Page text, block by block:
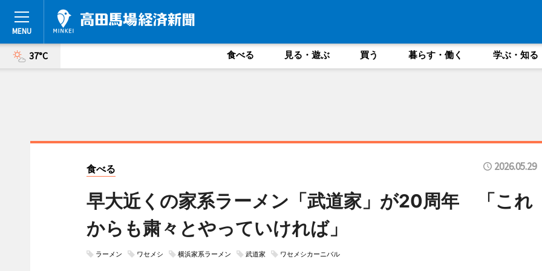
37°C 食べる 見る・遊ぶ 買う 暮らす・働く 学ぶ・知る
食べる 2026.05.29
早大近くの家系ラーメン「武道家」が20周年 「これ
からも粛々とやっていければ」
ラーメン ワセメシ 横浜家系ラーメン 武道家 ワセメシカーニバル